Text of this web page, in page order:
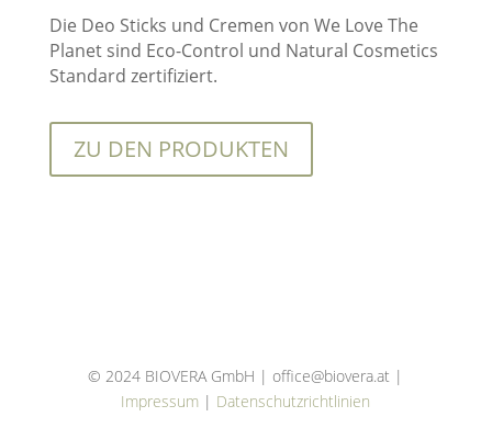
Die Deo Sticks und Cremen von We Love The
Planet sind Eco-Control und Natural Cosmetics
Standard zertifiziert.
ZU DEN PRODUKTEN
© 2024 BIOVERA GmbH | office@biovera.at |
Impressum | Datenschutzrichtlinien